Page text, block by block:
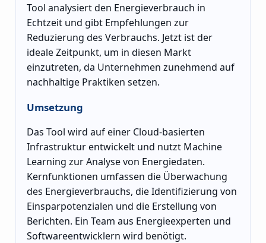
Tool analysiert den Energieverbrauch in
Echtzeit und gibt Empfehlungen zur
Reduzierung des Verbrauchs. Jetzt ist der
ideale Zeitpunkt, um in diesen Markt
einzutreten, da Unternehmen zunehmend auf
nachhaltige Praktiken setzen.
Umsetzung
Das Tool wird auf einer Cloud-basierten
Infrastruktur entwickelt und nutzt Machine
Learning zur Analyse von Energiedaten.
Kernfunktionen umfassen die Überwachung
des Energieverbrauchs, die Identifizierung von
Einsparpotenzialen und die Erstellung von
Berichten. Ein Team aus Energieexperten und
Softwareentwicklern wird benötigt.